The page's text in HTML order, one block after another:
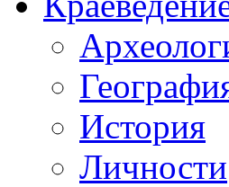
История
Личности